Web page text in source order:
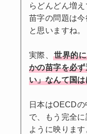
らどんどん増え
苗字の問題は
と思いますね。
実際、世界的
かの苗字を必
い」なんて国
日本はOECD
で、もう完全
ように映ります